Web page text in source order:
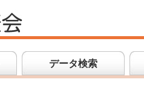
データ検索